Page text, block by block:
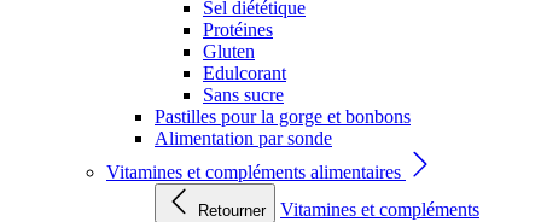
Sel diététique
Protéines
Gluten
Edulcorant
Sans sucre
Pastilles pour la gorge et bonbons
Alimentation par sonde
Vitamines et compléments alimentaires
Retourner
Vitamines et compléments